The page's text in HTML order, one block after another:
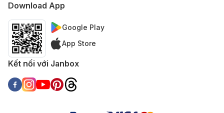
Download App
Google Play
App Store
Kết nối với Janbox